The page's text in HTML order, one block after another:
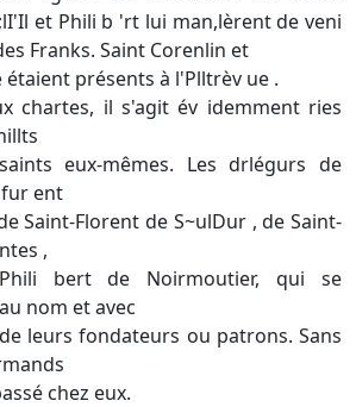
et Phili­ b 'rt lui man,lèrent de veni
Franks. Saint Corenlin et
présents à l'Plltrèv ue .
chartes, il s'agit év idemment ries
eux-mêmes. Les drlégurs de
ent
Saint-Florent de S~ulDur , de Saint-
,
bert de Noirmoutier, qui se
nom et avec
leurs fondateurs ou patrons. Sans
chez eux.